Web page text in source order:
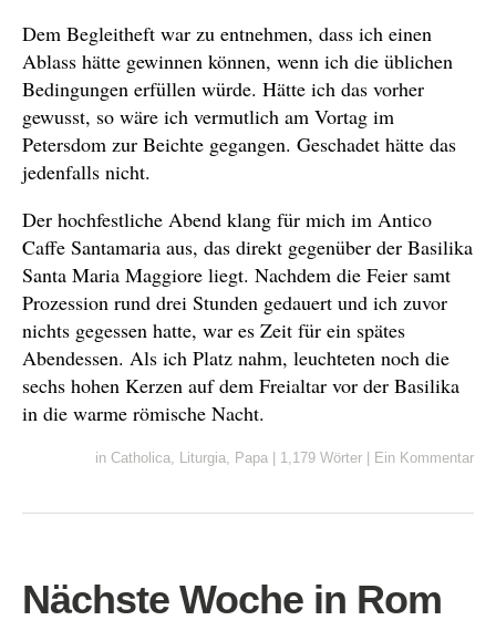
Dem Begleitheft war zu entnehmen, dass ich einen
Ablass hätte gewinnen können, wenn ich die üblichen
Bedingungen erfüllen würde. Hätte ich das vorher
gewusst, so wäre ich vermutlich am Vortag im
Petersdom zur Beichte gegangen. Geschadet hätte das
jedenfalls nicht.
Der hochfestliche Abend klang für mich im Antico
Caffe Santamaria aus, das direkt gegenüber der Basilika
Santa Maria Maggiore liegt. Nachdem die Feier samt
Prozession rund drei Stunden gedauert und ich zuvor
nichts gegessen hatte, war es Zeit für ein spätes
Abendessen. Als ich Platz nahm, leuchteten noch die
sechs hohen Kerzen auf dem Freialtar vor der Basilika
in die warme römische Nacht.
in Catholica, Liturgia, Papa 1,179 Wörter Ein Kommentar
Nächste Woche in Rom